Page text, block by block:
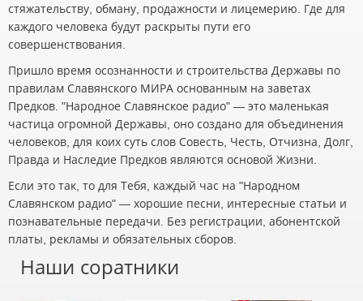
стяжательству, обману, продажности и лицемерию. Где для
каждого человека будут раскрыты пути его
совершенствования.
Пришло время осознанности и строительства Державы по
правилам Славянского МИРА основанным на заветах
Предков. "Народное Славянское радио" — это маленькая
частица огромной Державы, оно создано для объединения
человеков, для коих суть слов Совесть, Честь, Отчизна, Долг,
Правда и Наследие Предков являются основой Жизни.
Если это так, то для Тебя, каждый час на "Народном
Славянском радио" — хорошие песни, интересные статьи и
познавательные передачи. Без регистрации, абонентской
платы, рекламы и обязательных сборов.
Наши соратники